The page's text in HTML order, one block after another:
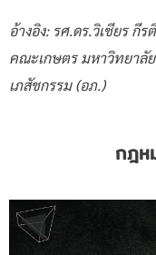
อ้างอิง: รศ.ดร.วิเชียร กี
คณะเกษตร มหาวิทยาลั
เภสัชกรรม (อภ.)
กฎห